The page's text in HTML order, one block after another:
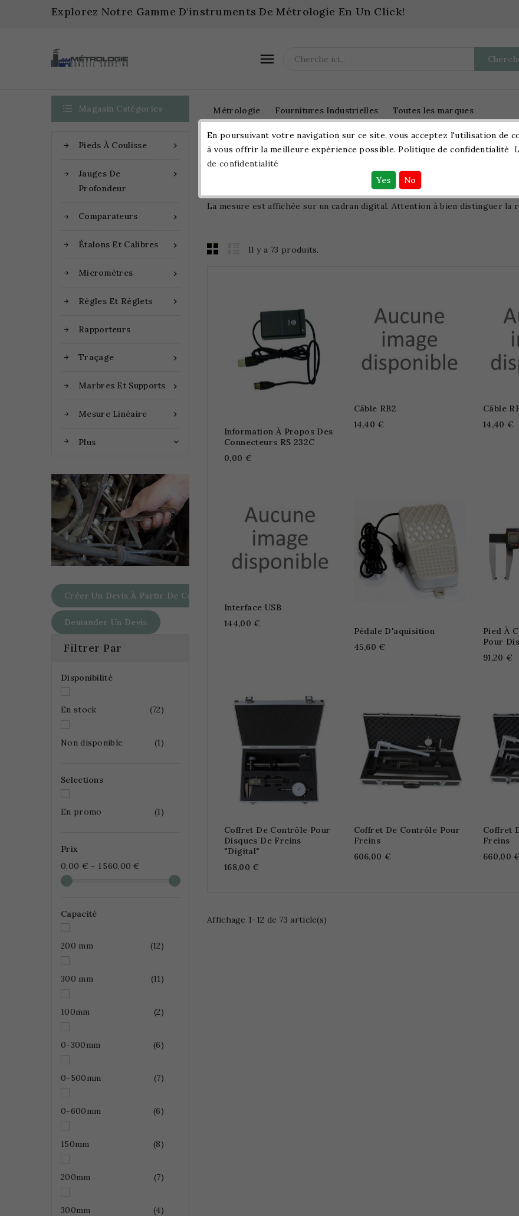
Explorez Notre Gamme D'instruments De Métrologie En Un Click!

Métrologie Fournitures Industrielles Toutes les marques
 Magasin Catégories

Pieds À Coulisse

Jauges De
Profondeur

Comparateurs

Étalons Et Calibres

Micromètres

Règles Et Réglets
Rapporteurs

Traçage

Marbres Et Supports

Mesure Linéaire
Plus 
Créer Un Devis À Partir De Ce Panier
Demander Un Devis
Filtrer Par
Disponibilité
En stock (72)
Non disponible (1)
Selections
En promo (1)
Prix
0,00 € - 1 560,00 €
Capacité
200 mm (12)
300 mm (11)
100mm (2)
0-300mm (6)
0-500mm (7)
0-600mm (6)
150mm (8)
200mm (7)
300mm (4)
Accueil Métrologie Pieds À Coulisse Digitaux
La mesure est affichée sur un cadran digital. Attention à bien distinguer
Il y a 73 produits.
Information À Propos Des
Connecteurs RS 232C
0,00 €
Câble RB2
14,40 €
Câble
14,40 €
Interface USB
144,00 €
Pédale D'aquisition
45,60 €
Pied À
Pour
91,20 €
Coffret De Contrôle Pour
Disques De Freins
"digital"
168,00 €
Coffret De Contrôle Pour
Freins
606,00 €
Coffret
Freins
660,00 €
Affichage 1-12 de 73 article(s)
En poursuivant votre navigation sur ce site, vous acceptez l'utilisation de
à vous offrir la meilleure expérience possible. Politique de confidentialité
de confidentialité